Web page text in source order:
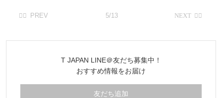
5/13
T JAPAN LINE＠友だち募集中！
おすすめ情報をお届け
友だち追加